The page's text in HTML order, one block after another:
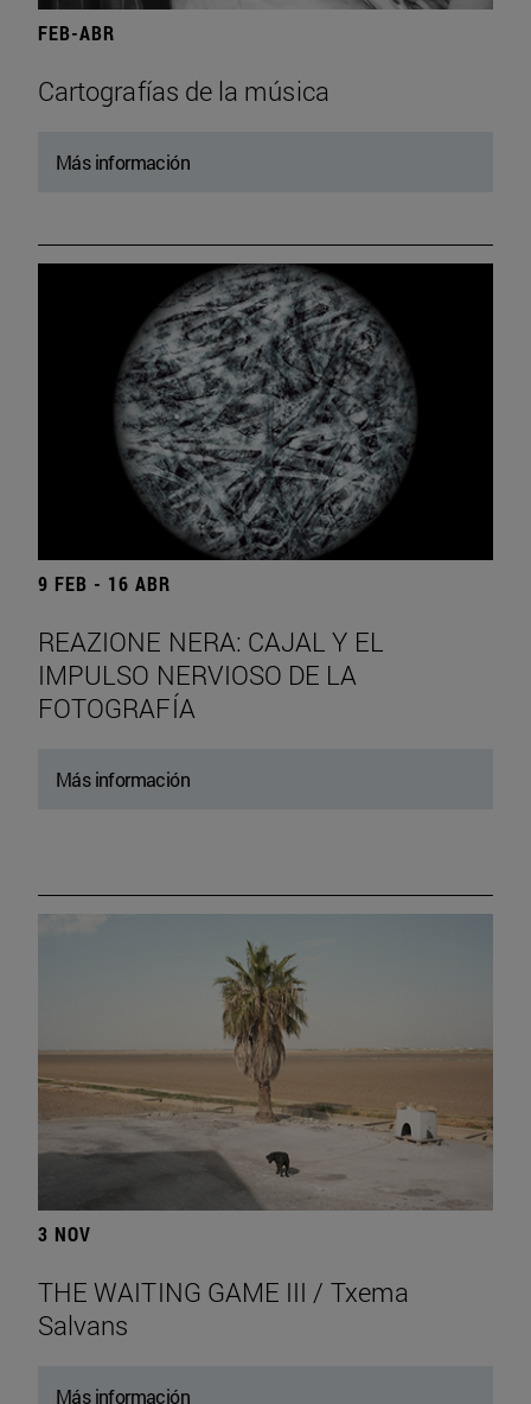
FEB-ABR
Cartografías de la música
Más información
9 FEB - 16 ABR
REAZIONE NERA: CAJAL Y EL
IMPULSO NERVIOSO DE LA
FOTOGRAFÍA
Más información
3 NOV
THE WAITING GAME III / Txema
Salvans
Más información